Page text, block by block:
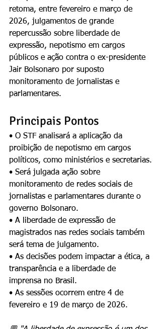
retoma, entre fevereiro e março de
2026, julgamentos de grande
repercussão sobre liberdade de
expressão, nepotismo em cargos
públicos e ação contra o ex-presidente
Jair Bolsonaro por suposto
monitoramento de jornalistas e
parlamentares.
Principais Pontos
• O STF analisará a aplicação da
proibição de nepotismo em cargos
políticos, como ministérios e secretarias.
• Será julgada ação sobre
monitoramento de redes sociais de
jornalistas e parlamentares durante o
governo Bolsonaro.
• A liberdade de expressão de
magistrados nas redes sociais também
será tema de julgamento.
• As decisões podem impactar a ética, a
transparência e a liberdade de
imprensa no Brasil.
• As sessões ocorrem entre 4 de
fevereiro e 19 de março de 2026.